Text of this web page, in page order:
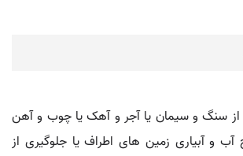
از سنگ و سیمان یا آجر و آهک یا چوب و آهن
آب و آبیاری زمین های اطراف یا جلوگیری از